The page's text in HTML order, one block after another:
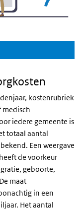
kostenrubriek
medisch
iedere gemeente is
totaal aantal
Een weergave
de voorkeur
geboorte,
maat
in een
Het aantal